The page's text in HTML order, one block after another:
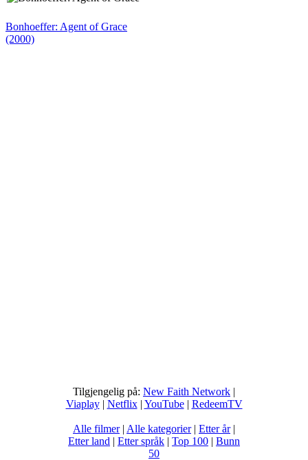
Bonhoeffer: Agent of Grace
(2000)
Tilgjengelig på: New Faith Network |
Viaplay| Netflix| YouTube| RedeemTV
Alle filmer| Alle kategorier| Etter år|
Etter land | Etter språk | Top 100 | Bunn
50